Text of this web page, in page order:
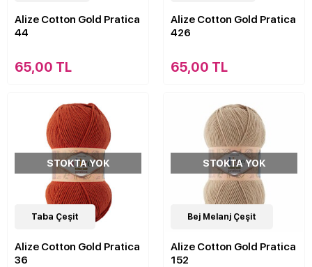
Alize Cotton Gold Pratica
44
65,00 TL
Alize Cotton Gold Pratica
426
65,00 TL
21Çeşit
STOKTA YOK
Taba Çeşit
Alize Cotton Gold Pratica
36
21Çeşit
STOKTA YOK
Bej Melanj Çeşit
Alize Cotton Gold Pratica
152